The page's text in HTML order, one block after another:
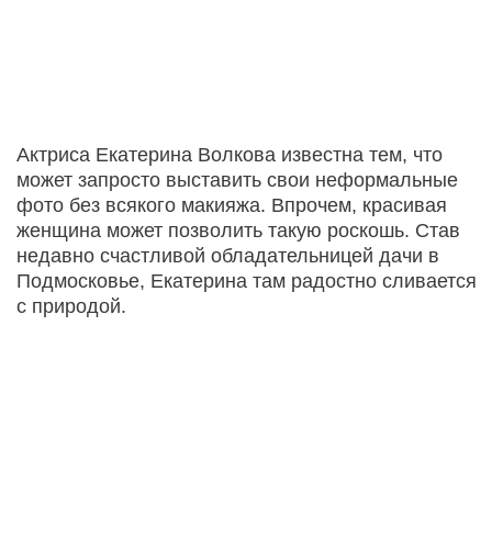
Актриса Екатерина Волкова известна тем, что
может запросто выставить свои неформальные
фото без всякого макияжа. Впрочем, красивая
женщина может позволить такую роскошь. Став
недавно счастливой обладательницей дачи в
Подмосковье, Екатерина там радостно сливается
с природой.